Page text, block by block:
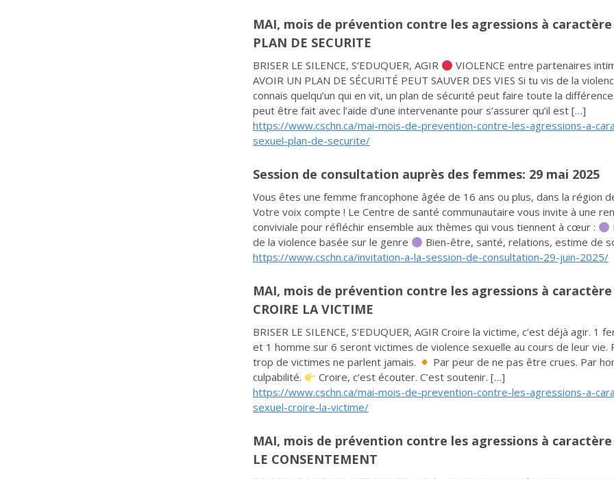
MAI, mois de prévention contre les agressions à caractère
PLAN DE SECURITE
BRISER LE SILENCE, S’EDUQUER, AGIR
VIOLENCE entre partenaires
AVOIR UN PLAN DE SÉCURITÉ PEUT SAUVER DES VIES Si tu vis de la
connais quelqu’un qui en vit, un plan de sécurité peut faire toute la différence.
peut être fait avec l’aide d’une intervenante pour s’assurer qu’il est […]
https://www.cschn.ca/mai-mois-de-prevention-contre-les-agressions-a-
sexuel-plan-de-securite/
Session de consultation auprès des femmes: 29 mai 2025
Vous êtes une femme francophone âgée de 16 ans ou plus, dans la région
Votre voix compte ! Le Centre de santé communautaire vous invite à une
conviviale pour réfléchir ensemble aux thèmes qui vous tiennent à cœur :
de la violence basée sur le genre
Bien-être, santé, relations, estime de
https://www.cschn.ca/invitation-a-la-session-de-consultation-29-juin-2025/
MAI, mois de prévention contre les agressions à caractère
CROIRE LA VICTIME
BRISER LE SILENCE, S’EDUQUER, AGIR Croire la victime, c’est déjà agir. 1
et 1 homme sur 6 seront victimes de violence sexuelle au cours de leur vie.
trop de victimes ne parlent jamais.
Par peur de ne pas être crues. Par
culpabilité.
Croire, c’est écouter. C’est soutenir. […]
https://www.cschn.ca/mai-mois-de-prevention-contre-les-agressions-a-
sexuel-croire-la-victime/
MAI, mois de prévention contre les agressions à caractère
LE CONSENTEMENT